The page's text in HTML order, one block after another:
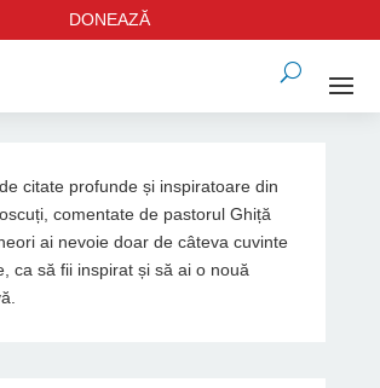
DONEAZĂ
citate profunde și inspiratoare din
comentate de pastorul Ghiță
ai nevoie doar de câteva cuvinte
ca să fii inspirat și să ai o nouă